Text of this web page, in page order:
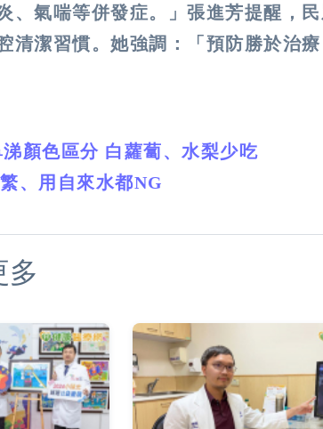
、氣喘等併發症。」張進芳提醒，
清潔習慣。她強調：「預防勝於治
顏色區分 白蘿蔔、水梨少吃
、用自來水都NG
多